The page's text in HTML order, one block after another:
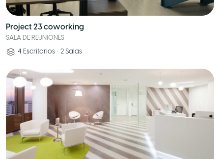
Project 23 coworking
SALA DE REUNIONES
4 Escritorios • 2 Salas